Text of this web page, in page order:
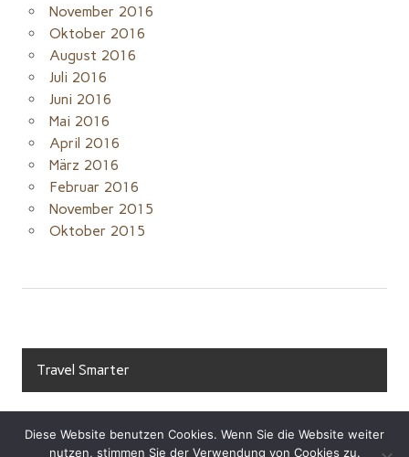
November 2016
Oktober 2016
August 2016
Juli 2016
Juni 2016
Mai 2016
April 2016
März 2016
Februar 2016
November 2015
Oktober 2015
Travel Smarter
Diese Website benutzen Cookies. Wenn Sie die Website weiter
nutzen, stimmen Sie der Verwendung von Cookies zu.